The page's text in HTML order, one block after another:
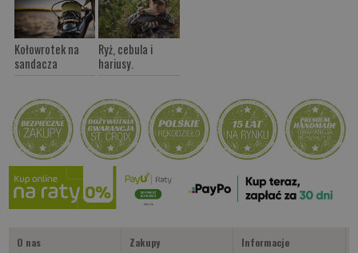
Kołowrotek na
sandacza
Ryż, cebula i
hariusy.
O nas
Zakupy
Informacje